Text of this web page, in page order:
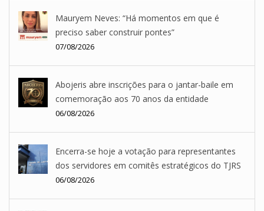
Mauryem Neves: “Há momentos em que é
preciso saber construir pontes”
07/08/2026
Abojeris abre inscrições para o jantar-baile em
comemoração aos 70 anos da entidade
06/08/2026
Encerra-se hoje a votação para representantes
dos servidores em comitês estratégicos do TJRS
06/08/2026